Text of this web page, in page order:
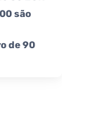
são
de 90